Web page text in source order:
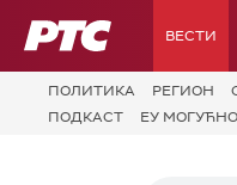
РТС ВЕСТИ
ПОЛИТИКА РЕГИОН
ПОДКАСТ
ЕУ